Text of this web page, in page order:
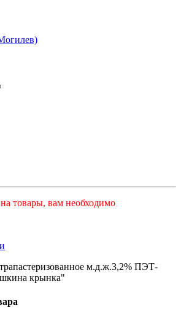
товары, вам необходимо
м.д.ж.3,2% ПЭТ-
крынка"